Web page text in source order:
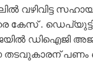
വഴിവിട്ട
. ഡെപ്യുട്ടി
ഡിഐജി
തടവുകാരന്